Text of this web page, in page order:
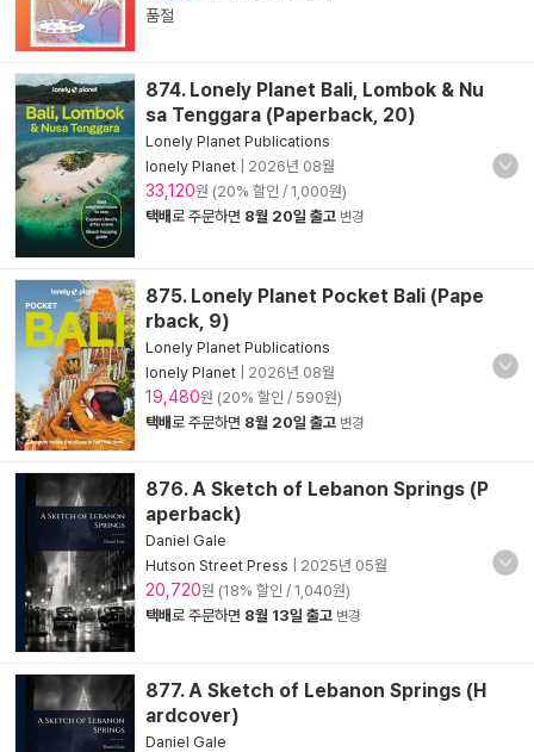
품절
874. Lonely Planet Bali, Lombok & Nu
sa Tenggara (Paperback, 20)
Lonely Planet Publications
lonely Planet
2026년 08월
33,120원 (20% 할인 / 1,000원)
택배로 주문하면 8월 20일 출고 변경
875. Lonely Planet Pocket Bali (Pape
rback, 9)
Lonely Planet Publications
lonely Planet
2026년 08월
19,480원 (20% 할인 / 590원)
택배로 주문하면 8월 20일 출고 변경
876. A Sketch of Lebanon Springs (P
aperback)
Daniel Gale
Hutson Street Press
2025년 05월
20,720원 (18% 할인 / 1,040원)
택배로 주문하면 8월 13일 출고 변경
877. A Sketch of Lebanon Springs (H
ardcover)
Daniel Gale